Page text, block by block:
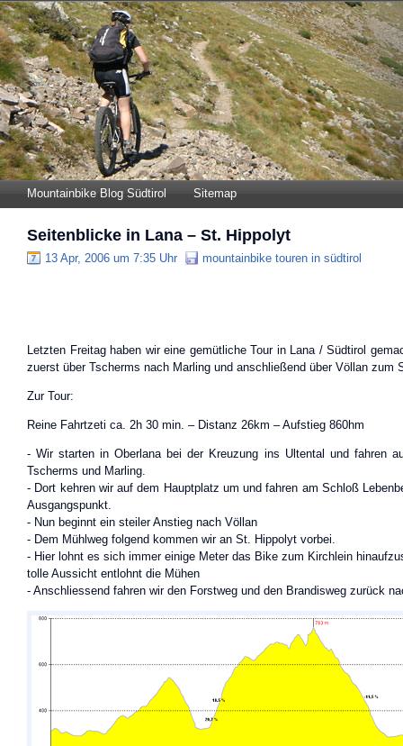
Mountainbike Blog Südtirol Sitemap
Seitenblicke in Lana – St. Hippolyt
13 Apr, 2006 um 7:35 Uhr mountainbike touren in südtirol
Letzten Freitag haben wir eine gemütliche Tour in Lana / Südtirol
zuerst über Tscherms nach Marling und anschließend über Völlan zum
Zur Tour:
Reine Fahrtzeti ca. 2h 30 min. – Distanz 26km – Aufstieg 860hm
- Wir starten in Oberlana bei der Kreuzung ins Ultental und fahren
Tscherms und Marling.
- Dort kehren wir auf dem Hauptplatz um und fahren am Schloß
Ausgangspunkt.
- Nun beginnt ein steiler Anstieg nach Völlan
- Dem Mühlweg folgend kommen wir an St. Hippolyt vorbei.
- Hier lohnt es sich immer einige Meter das Bike zum Kirchlein
tolle Aussicht entlohnt die Mühen
- Anschliessend fahren wir den Forstweg und den Brandisweg zurück